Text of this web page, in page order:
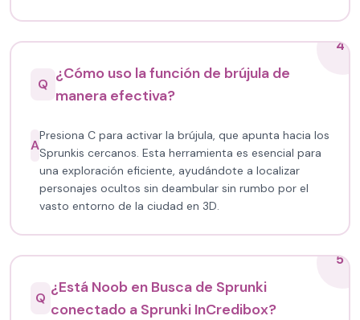
4
Q
¿Cómo uso la función de brújula de
manera efectiva?
A
Presiona C para activar la brújula, que apunta hacia los
Sprunkis cercanos. Esta herramienta es esencial para
una exploración eficiente, ayudándote a localizar
personajes ocultos sin deambular sin rumbo por el
vasto entorno de la ciudad en 3D.
5
Q
¿Está Noob en Busca de Sprunki
conectado a Sprunki InCredibox?